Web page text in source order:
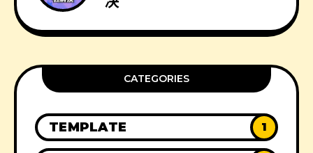
CATEGORIES
TEMPLATE 1